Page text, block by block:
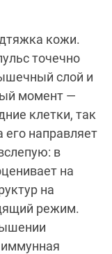
кожи.
точечно
слой и
момент —
клетки, так
его направляет
в
на
на
режим.